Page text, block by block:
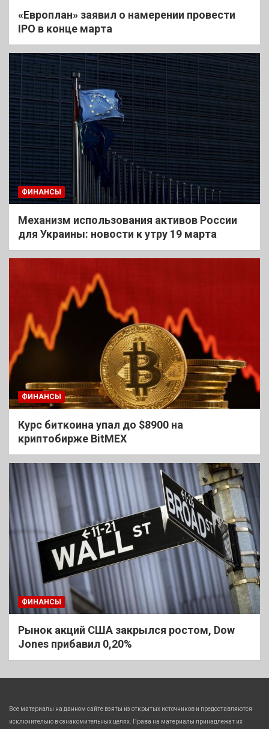
«Европлан» заявил о намерении провести
IPO в конце марта
ФИНАНСЫ
Механизм использования активов России
для Украины: новости к утру 19 марта
ФИНАНСЫ
Курс биткоина упал до $8900 на
криптобирже BitMEX
ФИНАНСЫ
Рынок акций США закрылся ростом, Dow
Jones прибавил 0,20%
Все материалы на данном сайте взяты из открытых источников и предоставляются
исключительно в ознакомительных целях. Права на материалы принадлежат их